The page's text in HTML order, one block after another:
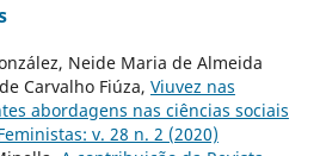
Neide Maria de Almeida
Carvalho Fiúza, Viuvez nas
abordagens nas ciências sociais
v. 28 n. 2 (2020)